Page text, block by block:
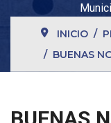
INICIO
BUENAS